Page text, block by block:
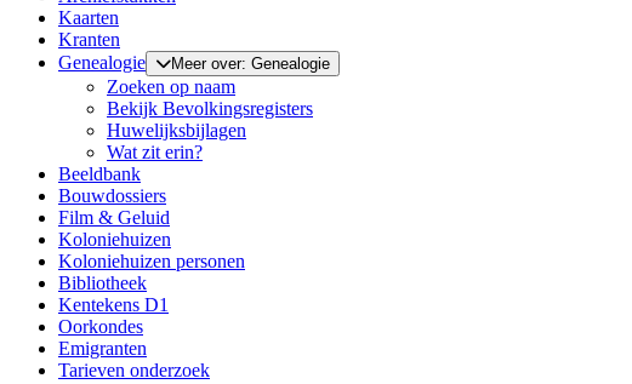
Kaarten
Kranten
Genealogie
Meer over: Genealogie
Zoeken op naam
Bekijk Bevolkingsregisters
Huwelijksbijlagen
Wat zit erin?
Beeldbank
Bouwdossiers
Film & Geluid
Koloniehuizen
Koloniehuizen personen
Bibliotheek
Kentekens D1
Oorkondes
Emigranten
Tarieven onderzoek